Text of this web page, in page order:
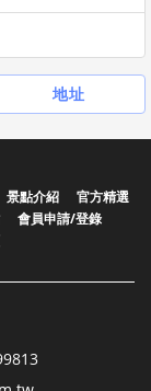
地址
景點介紹
官方精選
會員申請/登錄